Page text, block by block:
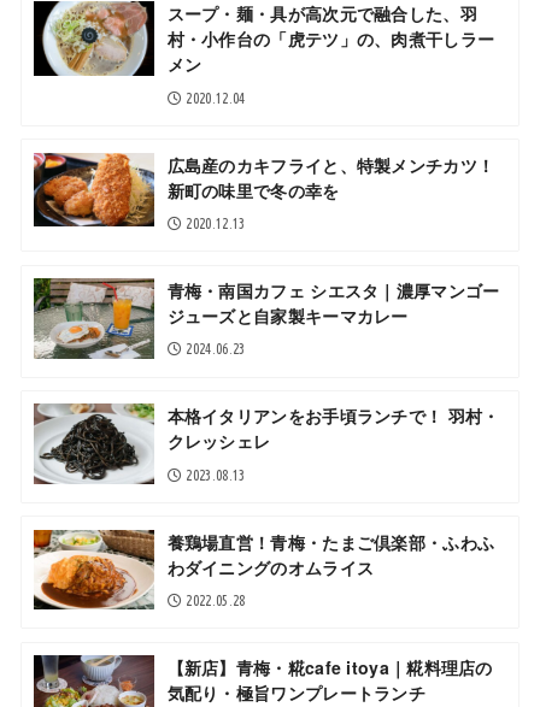
スープ・麺・具が高次元で融合した、羽
村・小作台の「虎テツ」の、肉煮干しラー
メン
2020.12.04
広島産のカキフライと、特製メンチカツ！
新町の味里で冬の幸を
2020.12.13
青梅・南国カフェ シエスタ｜濃厚マンゴー
ジューズと自家製キーマカレー
2024.06.23
本格イタリアンをお手頃ランチで！ 羽村・
クレッシェレ
2023.08.13
養鶏場直営！青梅・たまご倶楽部・ふわふ
わダイニングのオムライス
2022.05.28
【新店】青梅・糀cafe itoya｜糀料理店の
気配り・極旨ワンプレートランチ